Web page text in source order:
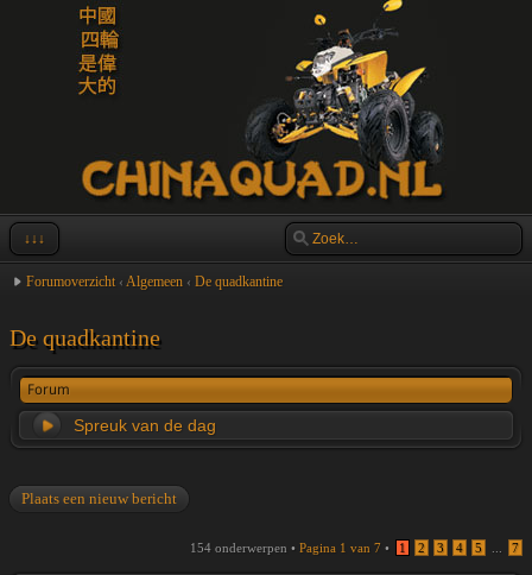
↓↓↓
Forumoverzicht ‹ Algemeen ‹ De quadkantine
De quadkantine
Forum
Spreuk van de dag
Plaats een nieuw bericht
154 onderwerpen • Pagina 1 van 7 • 1 2 3 4 5 7